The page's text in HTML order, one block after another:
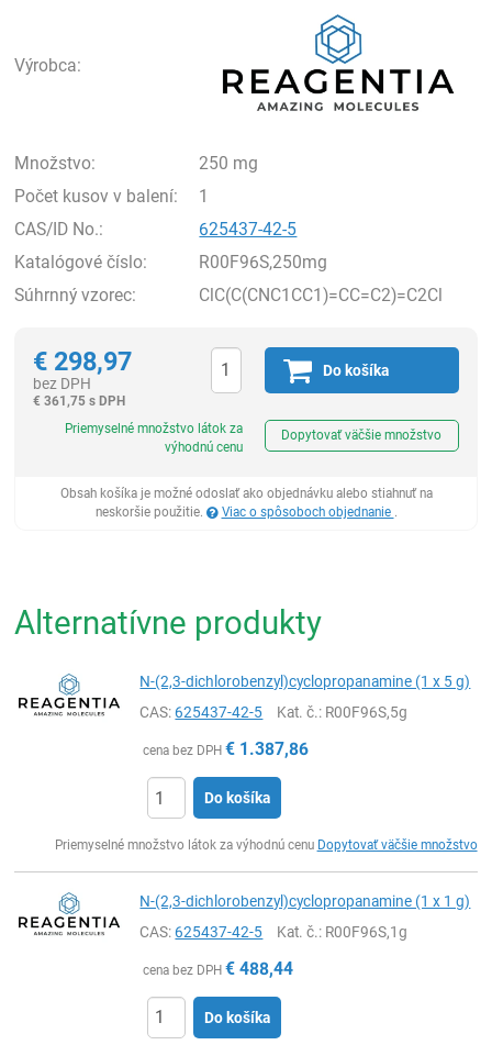
Výrobca:
Množstvo:
250 mg
Počet kusov v balení:
1
CAS/ID No.:
625437-42-5
Katalógové číslo:
R00F96S,250mg
Súhrnný vzorec:
ClC(C(CNC1CC1)=CC=C2)=C2Cl
€ 298,97
bez DPH
€ 361,75 s DPH
Do košíka
Priemyselné množstvo látok za
výhodnú cenu
Dopytovať väčšie množstvo
Obsah košíka je možné odoslať ako objednávku alebo stiahnuť na
neskoršie použitie.
Viac o spôsoboch objednanie .
Alternatívne produkty
N-(2,3-dichlorobenzyl)cyclopropanamine (1 x 5 g)
CAS:625437-42-5 Kat. č.: R00F96S,5g
cena bez DPH € 1.387,86
Do košíka
Priemyselné množstvo látok za výhodnú cenu Dopytovať väčšie množstvo
N-(2,3-dichlorobenzyl)cyclopropanamine (1 x 1 g)
CAS:625437-42-5 Kat. č.: R00F96S,1g
cena bez DPH € 488,44
Do košíka